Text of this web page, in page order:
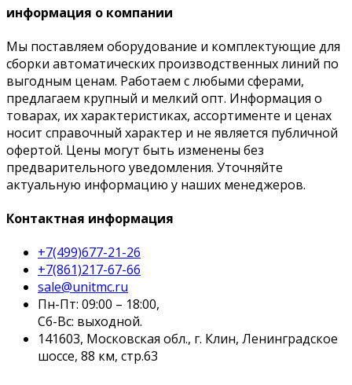
информация о компании
Мы поставляем оборудование и комплектующие для
сборки автоматических производственных линий по
выгодным ценам. Работаем с любыми сферами,
предлагаем крупный и мелкий опт. Информация о
товарах, их характеристиках, ассортименте и ценах
носит справочный характер и не является публичной
офертой. Цены могут быть изменены без
предварительного уведомления. Уточняйте
актуальную информацию у наших менеджеров.
Контактная информация
+7(499)677-21-26
+7(861)217-67-66
sale@unitmc.ru
Пн-Пт: 09:00 – 18:00,
Сб-Вс: выходной.
141603, Московская обл., г. Клин, Ленинградское
шоссе, 88 км, стр.63